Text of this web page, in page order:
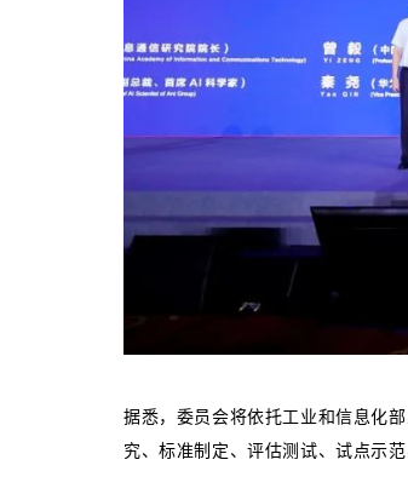
据悉，委员会将依托工业和信息化
究、标准制定、评估测试、试点示